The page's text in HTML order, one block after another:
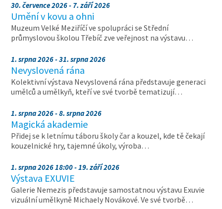
30. července 2026 - 7. září 2026
Umění v kovu a ohni
Muzeum Velké Meziříčí ve spolupráci se Střední
průmyslovou školou Třebíč zve veřejnost na výstavu…
1. srpna 2026 - 31. srpna 2026
Nevyslovená rána
Kolektivní výstava Nevyslovená rána představuje generaci
umělců a umělkyň, kteří ve své tvorbě tematizují…
1. srpna 2026 - 8. srpna 2026
Magická akademie
Přidej se k letnímu táboru školy čar a kouzel, kde tě čekají
kouzelnické hry, tajemné úkoly, výroba…
1. srpna 2026 18:00 - 19. září 2026
Výstava EXUVIE
Galerie Nemezis představuje samostatnou výstavu Exuvie
vizuální umělkyně Michaely Novákové. Ve své tvorbě…